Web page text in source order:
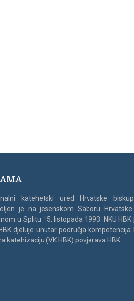
katehetski ured Hrvatske
je na jesenskom Saboru Hrvatske
u Splitu 15. listopada 1993. NKU
djeluje unutar područja
katehizaciju (VK HBK) povjerava HBK.